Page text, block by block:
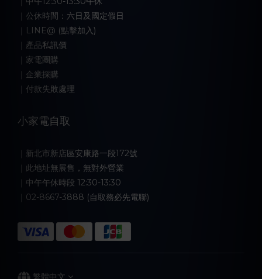
｜公休時間：六日及國定假日
｜LINE@ (點擊加入)
｜產品私訊價
｜家電團購
｜企業採購
｜付款失敗處理
小家電自取
｜新北市新店區安康路一段172號
｜此地址無展售，無對外營業
｜中午午休時段 12:30-13:30
｜02-8667-3888 (自取務必先電聯)
繁體中文